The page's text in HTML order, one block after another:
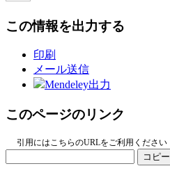
この情報を出力する
印刷
メール送信
Mendeley出力
このページのリンク
引用にはこちらのURLをご利用ください
コピー